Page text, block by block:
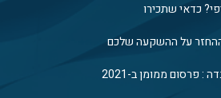
כדאי שתכירו
על ההשקעה שלכם
: פרסום ממומן ב-2021